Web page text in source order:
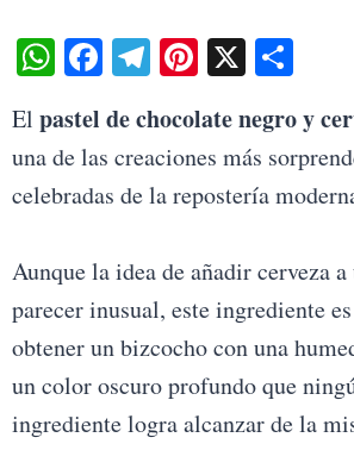
W
ts
A
pp
Fa
bo
ok
Te
gr
a
m
Pi
er
es
t
X S
re
El pastel de chocolate negro y
una de las creaciones más
celebradas de la repostería
Aunque la idea de añadir cerveza
parecer inusual, este ingrediente
obtener un bizcocho con una
un color oscuro profundo que
ingrediente logra alcanzar de la